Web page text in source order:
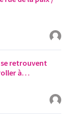
se retrouvent
à…